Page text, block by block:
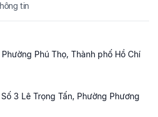
tin
Phú Thọ, Thành phố Hồ Chí
3 Lê Trọng Tấn, Phường Phương